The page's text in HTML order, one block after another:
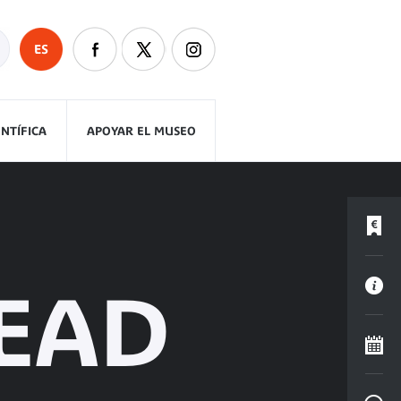
ES
APOYAR EL MUSEO